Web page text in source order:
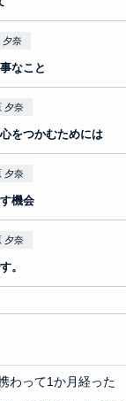
夕奈
なこと
夕奈
をつかむためには
夕奈
機会
夕奈
。
わって1か月経った